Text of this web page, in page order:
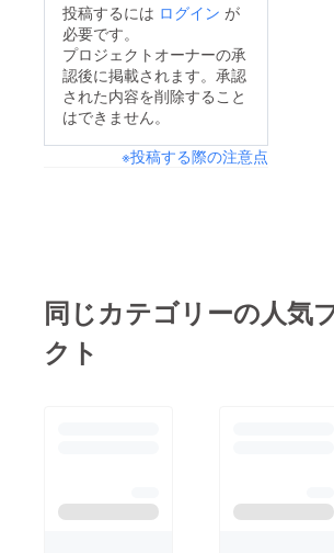
思いっきり大好きな野
球を楽しんでまいりま
す！応援よろしくお願
いします！
投稿するには ログイン が
必要です。
プロジェクトオーナーの承
認後に掲載されます。承認
された内容を削除すること
はできません。
※投稿する際の注意点
同じカテゴリーの人気
クト